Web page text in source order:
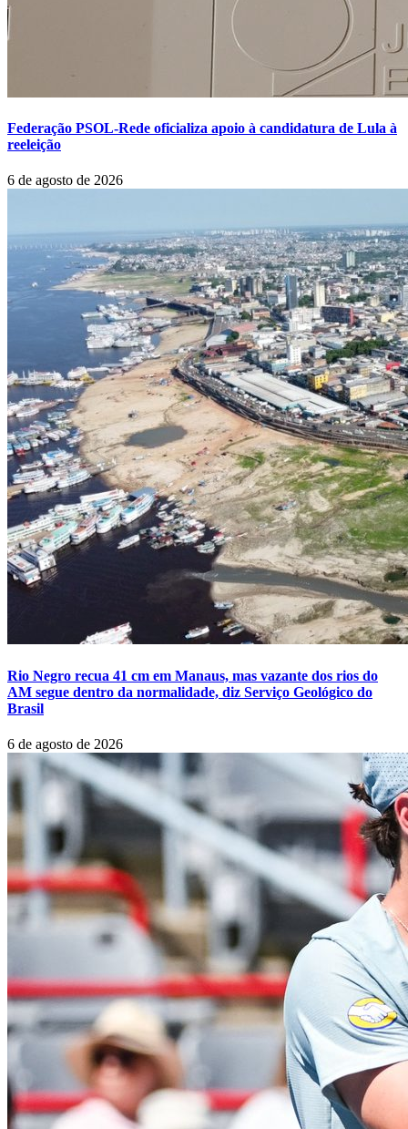
Federação PSOL-Rede oficializa apoio à candidatura de Lula à
reeleição
6 de agosto de 2026
Rio Negro recua 41 cm em Manaus, mas vazante dos rios do
AM segue dentro da normalidade, diz Serviço Geológico do
Brasil
6 de agosto de 2026